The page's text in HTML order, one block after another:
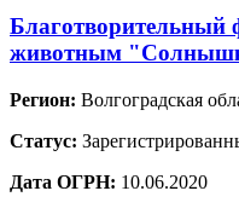
животным
Регион: Волгоградская
Статус:
Дата ОГРН: 10.06.2020